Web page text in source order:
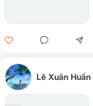
Lê Xuân Huấn